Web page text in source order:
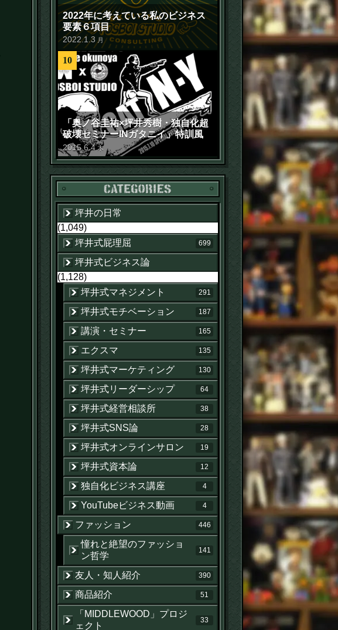
2022年に考えている私のビジネス
要素６項目
2022.1 .3 月
10
「奥ノ谷圭祐×坪井秀樹・独自化超
破壊セミナーINガタニイ」特訓風
景動画（苦笑）
2015.6.4 木
カテゴリー
坪井の日常
(1,049)
坪井式屁理屈
699
坪井式ビジネス論
(1,128)
坪井式マネジメント
291
坪井式モチベーション 187
講演・セミナー 165
エクスマ 135
坪井式マーケティング 130
坪井式リーダーシップ 64
坪井式経営相談所 38
坪井式SNS論 28
坪井式オンラインサロン 19
坪井式資本論 12
独自化ビジネス講座 4
YouTubeビジネス動画 4
ファッション 446
憧れと絶望のファッショ
ン哲学
141
友人・知人紹介 390
商品紹介 51
「MIDDLEWOOD」プロジ
ェクト
33